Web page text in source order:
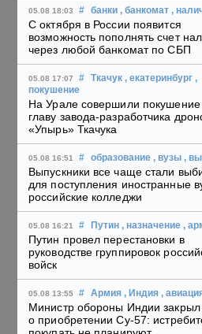
05.08 18:03 # банки , банкомат ,
С октября в России появится
возможность пополнять счет
через любой банкомат по СБП
05.08 17:07 # Ткачук , екатеринбург ,
покушение
На Урале совершили
главу завода-разработчика
«Упырь» Ткачука
05.08 16:51 # образование , вузы ,
Выпускники все чаще стали
для поступления иностранные
российские колледжи
05.08 16:21 # Путин , назначение ,
Путин провел перестановки в
руководстве группировок
войск
05.08 13:55 # Армия , Индия ,
Министр обороны Индии закрыл
о приобретении Су-57: